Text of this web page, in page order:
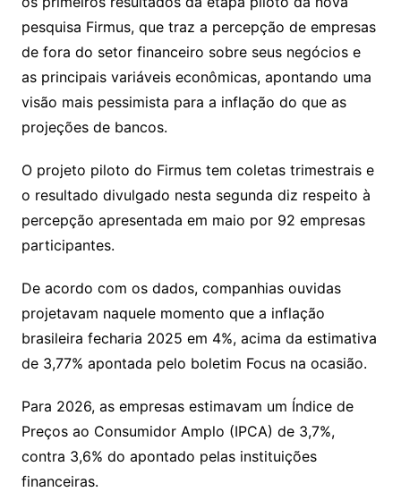
Li
n
k
A
p
p
a
m
dI
n
e
Cl
a
s
o
m
n
s
a
g
e
o
k.
c
o
m
p
e
o
o
M
ai
l
a
d
s
l
e
pesquisa Firmus, que traz a percepção de empresas
de fora do setor financeiro sobre seus negócios e
as principais variáveis econômicas, apontando uma
visão mais pessimista para a inflação do que as
projeções de bancos.
O projeto piloto do Firmus tem coletas trimestrais e
o resultado divulgado nesta segunda diz respeito à
percepção apresentada em maio por 92 empresas
participantes.
De acordo com os dados, companhias ouvidas
projetavam naquele momento que a inflação
brasileira fecharia 2025 em 4%, acima da estimativa
de 3,77% apontada pelo boletim Focus na ocasião.
Para 2026, as empresas estimavam um Índice de
Preços ao Consumidor Amplo (IPCA) de 3,7%,
contra 3,6% do apontado pelas instituições
financeiras.